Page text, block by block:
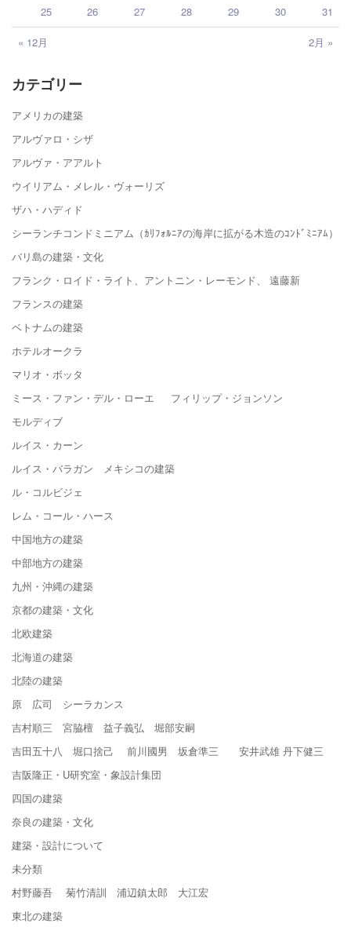
« 12月 2月 »
25 26 27 28 29 30 31
カテゴリー
アメリカの建築
アルヴァロ・シザ
アルヴァ・アアルト
ウイリアム・メレル・ヴォーリズ
ザハ・ハディド
シーランチコンドミニアム（ｶﾘﾌｫﾙﾆｱの海岸に拡がる木造のｺﾝﾄﾞﾐﾆｱﾑ）
バリ島の建築・文化
フランク・ロイド・ライト、アントニン・レーモンド、 遠藤新
フランスの建築
ベトナムの建築
ホテルオークラ
マリオ・ボッタ
ミース・ファン・デル・ローエ フィリップ・ジョンソン
モルディブ
ルイス・カーン
ルイス・バラガン メキシコの建築
ル・コルビジェ
レム・コール・ハース
中国地方の建築
中部地方の建築
九州・沖縄の建築
京都の建築・文化
北欧建築
北海道の建築
北陸の建築
原 広司 シーラカンス
吉村順三 宮脇檀 益子義弘 堀部安嗣
吉田五十八 堀口捨己 前川國男 坂倉準三 安井武雄 丹下健三
吉阪隆正・U研究室・象設計集団
四国の建築
奈良の建築・文化
建築・設計について
未分類
村野藤吾 菊竹清訓 浦辺鎮太郎 大江宏
東北の建築